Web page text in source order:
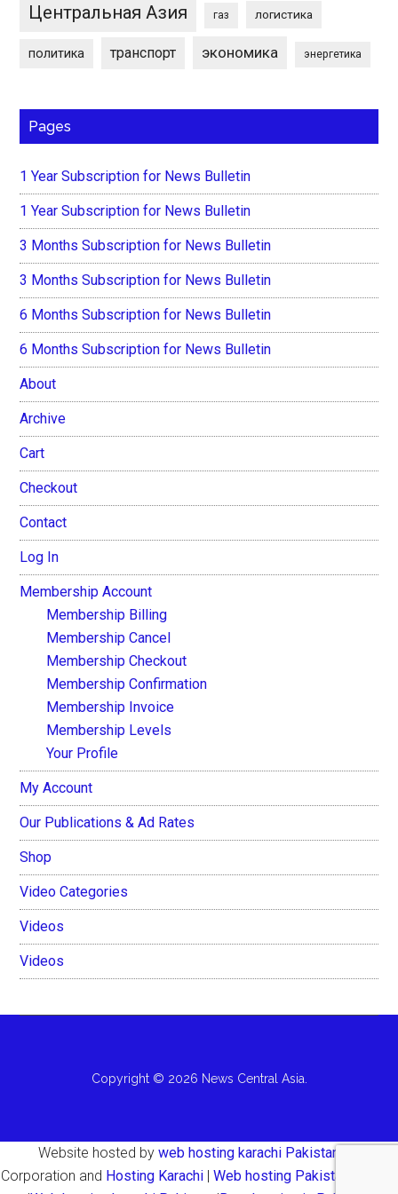
Центральная Азия газ логистика
политика транспорт экономика энергетика
Pages
1 Year Subscription for News Bulletin
1 Year Subscription for News Bulletin
3 Months Subscription for News Bulletin
3 Months Subscription for News Bulletin
6 Months Subscription for News Bulletin
6 Months Subscription for News Bulletin
About
Archive
Cart
Checkout
Contact
Log In
Membership Account
Membership Billing
Membership Cancel
Membership Checkout
Membership Confirmation
Membership Invoice
Membership Levels
Your Profile
My Account
Our Publications & Ad Rates
Shop
Video Categories
Videos
Videos
Copyright © 2026 News Central Asia.
Website hosted by web hosting karachi Pakistan
Corporation and Hosting Karachi| Web hosting Pakistan Karachi